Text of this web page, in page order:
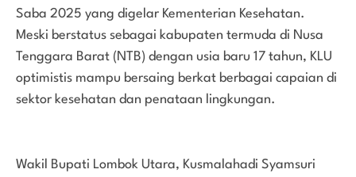
Saba 2025 yang digelar Kementerian Kesehatan.
Meski berstatus sebagai kabupaten termuda di Nusa
Tenggara Barat (NTB) dengan usia baru 17 tahun, KLU
optimistis mampu bersaing berkat berbagai capaian di
sektor kesehatan dan penataan lingkungan.
Wakil Bupati Lombok Utara, Kusmalahadi Syamsuri